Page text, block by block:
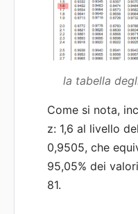
la tabella
Come si nota,
z: 1,6 al livello
0,9505, che
95,05% dei
81.